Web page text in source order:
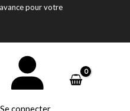
pour votre
Se connecter